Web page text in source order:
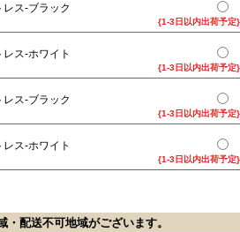
レス-ブラック
{1-3日以内出荷予定}
レス-ホワイト
{1-3日以内出荷予定}
レス-ブラック
{1-3日以内出荷予定}
レス-ホワイト
{1-3日以内出荷予定}
配送不可地域がございます。